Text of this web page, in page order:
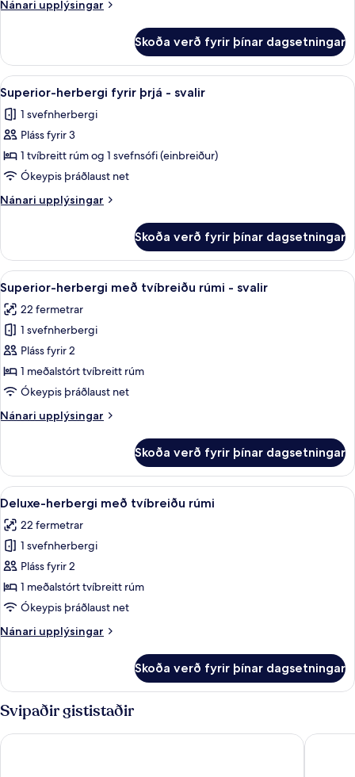
Nánari upplýsingar
Nánari
Skoða verð fyrir þínar dagsetningar
Skoða
allar
myndir
fyrir
Superior-
herbergi
fyrir
þrjá
svalir
Superior-herbergi fyrir þrjá - svalir |
4
Superior-herbergi fyrir þrjá - svalir
1 svefnherbergi
Pláss fyrir 3
1 tvíbreitt rúm og 1 svefnsófi (einbreiður)
Ókeypis þráðlaust net
Nánari upplýsingar
Nánari
herbergi
fyrir
þrjá
svalir
Skoða verð fyrir þínar dagsetningar
Skoða
allar
myndir
fyrir
Superior-
herbergi
með
rúmi
Superior-herbergi með tvíbreiðu
5
Superior-herbergi með tvíbreiðu rúmi - svalir
22 fermetrar
1 svefnherbergi
Pláss fyrir 2
1 meðalstórt tvíbreitt rúm
Ókeypis þráðlaust net
Nánari upplýsingar
Nánari
herbergi
með
tvíbreiðu
svalir
Skoða verð fyrir þínar dagsetningar
Skoða
allar
myndir
fyrir
Deluxe-
herbergi
með
rúmi
Deluxe-herbergi með tvíbreiðu
4
Deluxe-herbergi með tvíbreiðu rúmi
22 fermetrar
1 svefnherbergi
Pláss fyrir 2
1 meðalstórt tvíbreitt rúm
Ókeypis þráðlaust net
Nánari upplýsingar
Nánari
herbergi
með
tvíbreiðu
rúmi
Skoða verð fyrir þínar dagsetningar
Svipaðir gististaðir
Hotel Terminal Hotel